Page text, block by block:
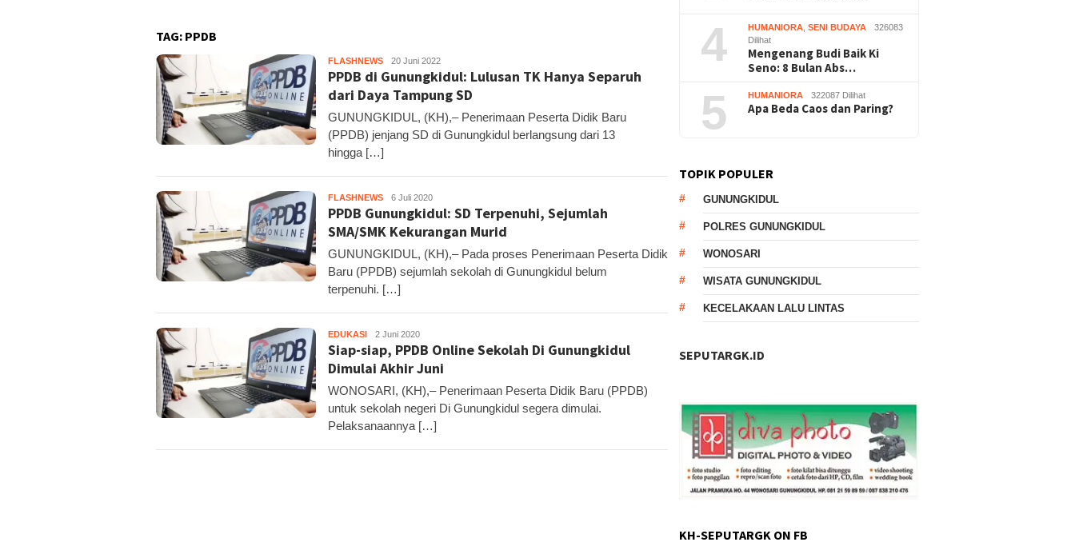
TAG: PPDB
FLASHNEWS Kandar
20 Juni 2022
PPDB di Gunungkidul: Lulusan TK Hanya Separuh
dari Daya Tampung SD
GUNUNGKIDUL, (KH),– Penerimaan Peserta Didik Baru
(PPDB) jenjang SD di Gunungkidul berlangsung dari 13
hingga […]
FLASHNEWS Kandar
6 Juli 2020
PPDB Gunungkidul: SD Terpenuhi, Sejumlah
SMA/SMK Kekurangan Murid
GUNUNGKIDUL, (KH),– Pada proses Penerimaan Peserta Didik
Baru (PPDB) sejumlah sekolah di Gunungkidul belum
terpenuhi. […]
EDUKASI Kandar
2 Juni 2020
Siap-siap, PPDB Online Sekolah Di Gunungkidul
Dimulai Akhir Juni
WONOSARI, (KH),– Penerimaan Peserta Didik Baru (PPDB)
untuk sekolah negeri Di Gunungkidul segera dimulai.
Pelaksanaannya […]
4 HUMANIORA ,SENI BUDAYA
326083
Dilihat
Mengenang Budi Baik Ki
Seno: 8 Bulan Abs…
5 HUMANIORA 322087 Dilihat
Apa Beda Caos dan Paring?
TOPIK POPULER
GUNUNGKIDUL
POLRES GUNUNGKIDUL
WONOSARI
WISATA GUNUNGKIDUL
KECELAKAAN LALU LINTAS
SEPUTARGK.ID
KH-SEPUTARGK ON FB